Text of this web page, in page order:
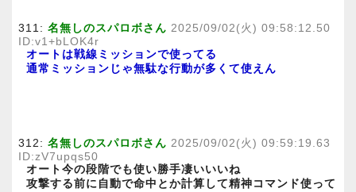
311: 名無しのスパロボさん 2025/09/02(火) 09:58:12.50
ID:v1+bLOK4r
オートは戦線ミッションで使ってる
通常ミッションじゃ無駄な行動が多くて使えん
312: 名無しのスパロボさん 2025/09/02(火) 09:59:19.63
ID:zV7upqs50
オート今の段階でも使い勝手凄いいいね
攻撃する前に自動で命中とか計算して精神コマンド使って